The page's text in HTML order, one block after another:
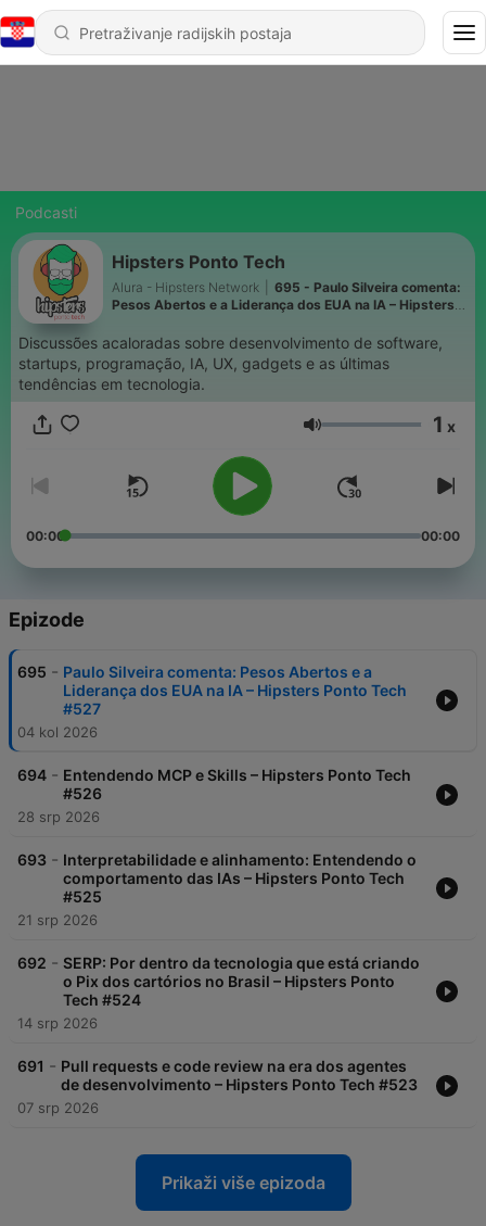
Podcasti
Hipsters Ponto Tech
Alura - Hipsters Network
695 - Paulo Silveira comenta:
Pesos Abertos e a Liderança dos EUA na IA – Hipsters
Discussões acaloradas sobre desenvolvimento de software,
startups, programação, IA, UX, gadgets e as últimas
tendências em tecnologia.
Glasnoća 1 x
00:00 00:00
Epizode
695 - Paulo Silveira comenta: Pesos Abertos e a
Liderança dos EUA na IA – Hipsters Ponto Tech
#527
04 kol 2026
694 - Entendendo MCP e Skills – Hipsters Ponto Tech
#526
28 srp 2026
693 - Interpretabilidade e alinhamento: Entendendo o
comportamento das IAs – Hipsters Ponto Tech
#525
21 srp 2026
692 - SERP: Por dentro da tecnologia que está criando
o Pix dos cartórios no Brasil – Hipsters Ponto
Tech #524
14 srp 2026
691 - Pull requests e code review na era dos agentes
de desenvolvimento – Hipsters Ponto Tech #523
07 srp 2026
Prikaži više epizoda